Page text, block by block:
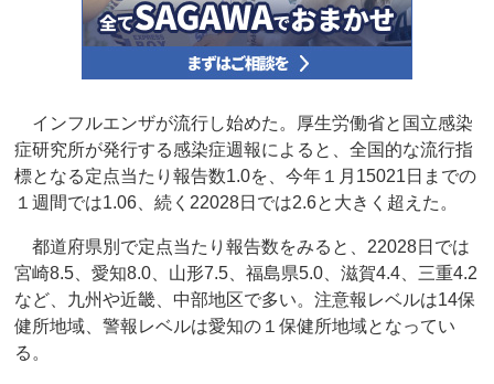
インフルエンザが流行し始めた。厚生労働省と国立感染
症研究所が発行する感染症週報によると、全国的な流行指
標となる定点当たり報告数1.0を、今年１月15021日までの
１週間では1.06、続く22028日では2.6と大きく超えた。
都道府県別で定点当たり報告数をみると、22028日では
宮崎8.5、愛知8.0、山形7.5、福島県5.0、滋賀4.4、三重4.2
など、九州や近畿、中部地区で多い。注意報レベルは14保
健所地域、警報レベルは愛知の１保健所地域となってい
る。